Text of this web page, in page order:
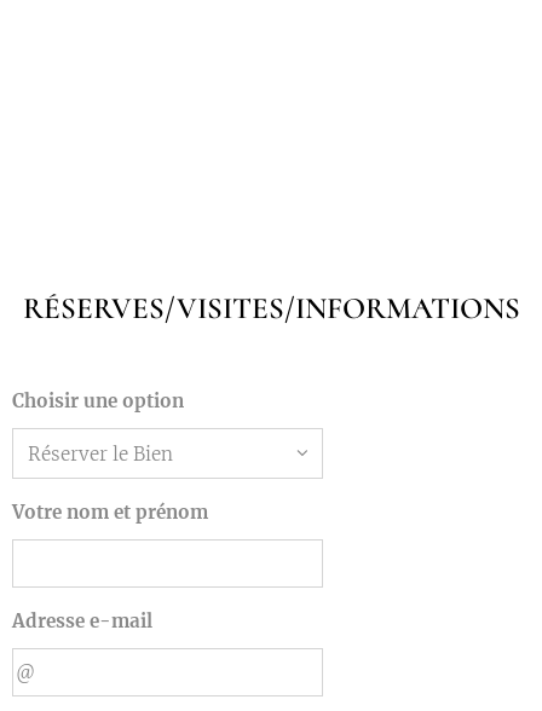
RÉSERVES/VISITES/INFORMATIONS
Choisir une option
Votre nom et prénom
Adresse e-mail